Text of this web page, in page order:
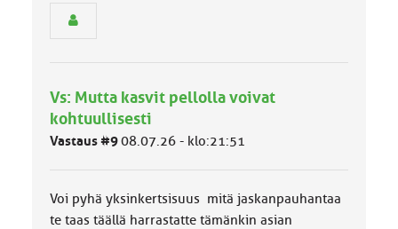
u
o
k
Vs: Mutta kasvit pellolla voivat
kohtuullisesti
Vastaus #908.07.26 - klo:21:51
Voi pyhä yksinkertsisuus mitä jaskanpauhantaa
te taas täällä harrastatte tämänkin asian